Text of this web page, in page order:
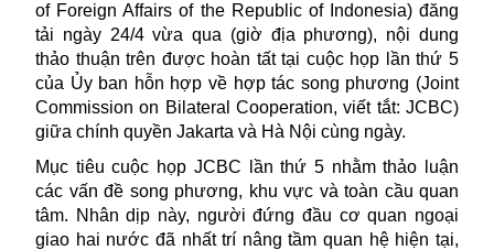
of Foreign Affairs of the Republic of Indonesia) đăng
tải ngày 24/4 vừa qua (giờ địa phương), nội dung
thảo thuận trên được hoàn tất tại cuộc họp lần thứ 5
của Ủy ban hỗn hợp về hợp tác song phương (Joint
Commission on Bilateral Cooperation, viết tắt: JCBC)
giữa chính quyền Jakarta và Hà Nội cùng ngày.
Mục tiêu cuộc họp JCBC lần thứ 5 nhằm thảo luận
các vấn đề song phương, khu vực và toàn cầu quan
tâm. Nhân dịp này, người đứng đầu cơ quan ngoại
giao hai nước đã nhất trí nâng tầm quan hệ hiện tại,